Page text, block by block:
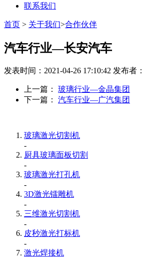
联系我们
首页 > 关于我们>合作伙伴
汽车行业—长安汽车
发表时间：2021-04-26 17:10:42 发布者：
上一篇：
玻璃行业—金晶集团
下一篇：
汽车行业—广汽集团
玻璃激光切割机
-
厨具玻璃面板切割
-
玻璃激光打孔机
-
3D激光镭雕机
-
三维激光切割机
-
皮秒激光打标机
-
激光焊接机